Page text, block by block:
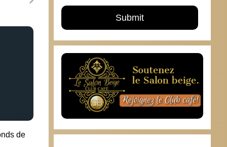
de
Un couteau fou attaque un militaire à
Bruxelles
25 août 2017
pour